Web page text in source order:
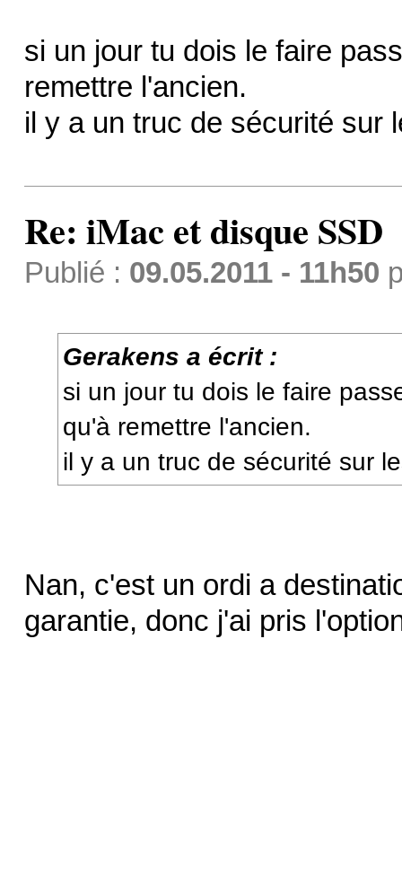
si un jour tu dois le faire
remettre l'ancien.
il y a un truc de sécurité sur
Re: iMac et disque SSD
Publié : 09.05.2011 - 11h50
Gerakens a écrit :
si un jour tu dois le faire
qu'à remettre l'ancien.
il y a un truc de sécurité sur
Nan, c'est un ordi a
garantie, donc j'ai pris